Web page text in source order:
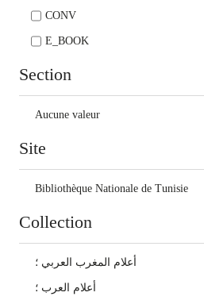
CONV
E_BOOK
Section
Aucune valeur
Site
Bibliothèque Nationale de Tunisie
Collection
أعلام المغرب العربي ؛
أعلام العرب ؛